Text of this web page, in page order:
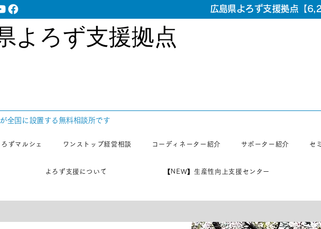
広島県よろず支援拠点【
よろず支援拠点
全国に設置する無料相談所です
ろずマルシェ ワンストップ経営相談 コーディネーター紹介 サポーター紹介 セ
よろず支援について 【NEW】生産性向上支援センター